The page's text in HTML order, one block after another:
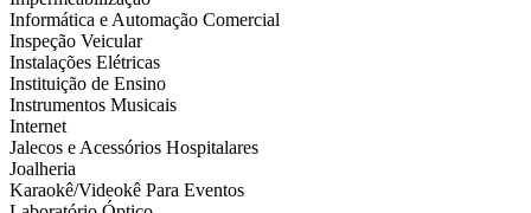
Informática e Automação Comercial
Inspeção Veicular
Instalações Elétricas
Instituição de Ensino
Instrumentos Musicais
Internet
Jalecos e Acessórios Hospitalares
Joalheria
Karaokê/Videokê Para Eventos